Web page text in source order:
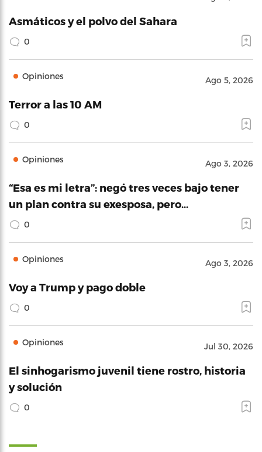
Asmáticos y el polvo del Sahara
0
Opiniones Ago 5, 2026
Terror a las 10 AM
0
Opiniones Ago 3, 2026
“Esa es mi letra”: negó tres veces bajo tener
un plan contra su exesposa, pero…
0
Opiniones Ago 3, 2026
Voy a Trump y pago doble
0
Opiniones Jul 30, 2026
El sinhogarismo juvenil tiene rostro, historia
y solución
0